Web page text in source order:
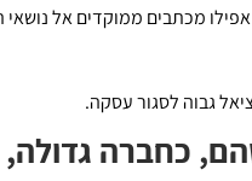
אפילו מכתבים ממוקדים אל
גבוה לסגור עסקה.
כחברה